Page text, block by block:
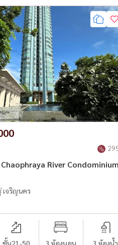
River Condominium
เจริญนคร
ชั้น21-50 3 ห้องนอน 3 ห้องน้ำ